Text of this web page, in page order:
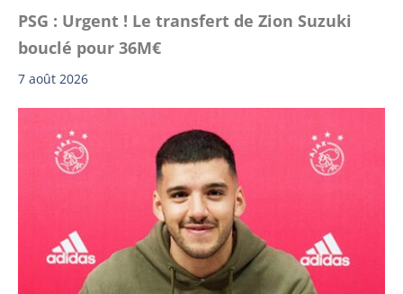
PSG : Urgent ! Le transfert de Zion Suzuki
bouclé pour 36M€
7 août 2026